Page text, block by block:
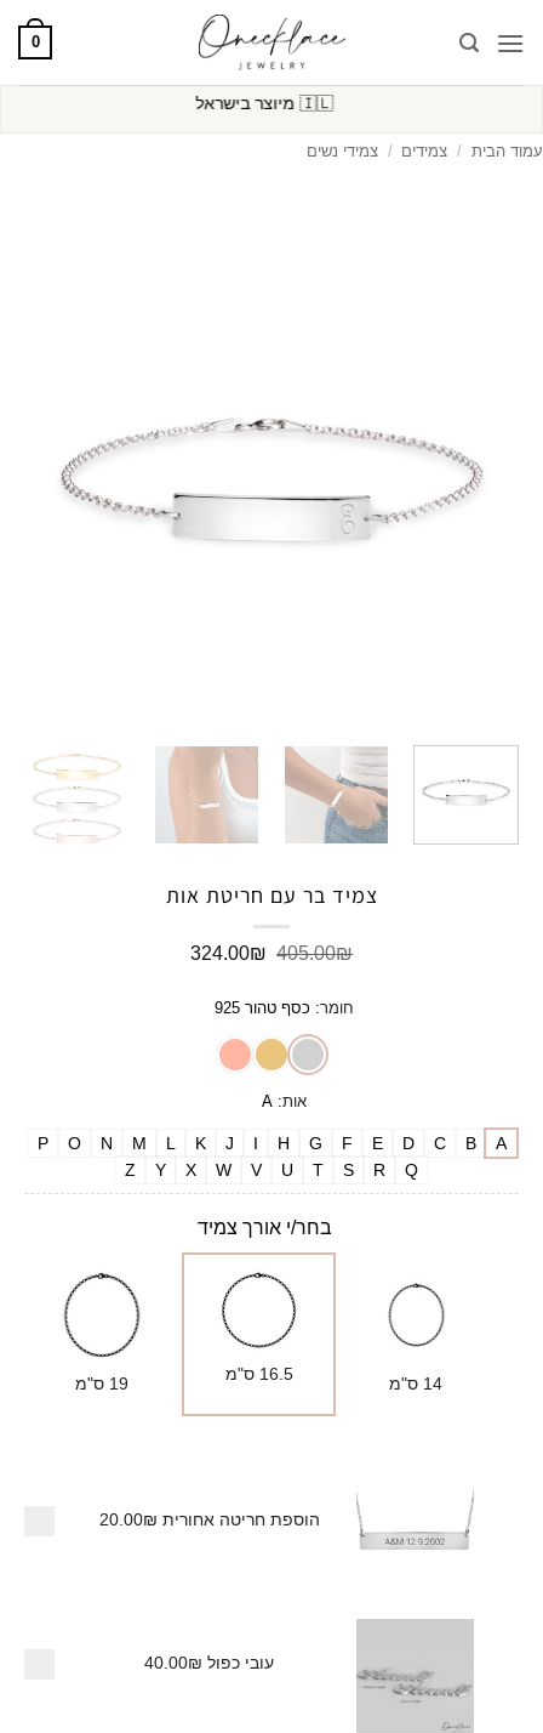
0
🇮🇱 מיוצר בישראל
עמוד הבית / צמידים / צמידי נשים
צמיד בר עם חריטת אות
405.00₪
המחיר
405.00₪.
324.00₪
המחיר
חומר: כסף טהור 925
אות:
A
A
B
C
D
E
F
G
H
I
J
K
L
M
N
O
P
Q
R
S
T
U
V
W
X
Y
Z
בחר/י אורך צמיד
14 ס"מ 16.5 ס"מ 19 ס"מ
הוספת חריטה אחורית 20.00₪
עובי כפול 40.00₪